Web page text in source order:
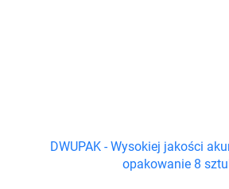
DWUPAK - Wysokiej jakości
opakowanie 8